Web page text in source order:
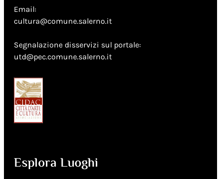
Email:
cultura@comune.salerno.it
Segnalazione disservizi sul portale:
utd@pec.comune.salerno.it
Esplora Luoghi